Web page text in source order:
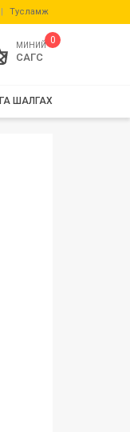
| Тусламж
0
МИНИЙ
САГС
ШАЛГАХ